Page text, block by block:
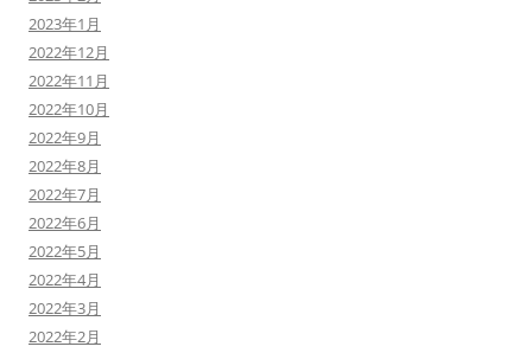
2023年1月
2022年12月
2022年11月
2022年10月
2022年9月
2022年8月
2022年7月
2022年6月
2022年5月
2022年4月
2022年3月
2022年2月